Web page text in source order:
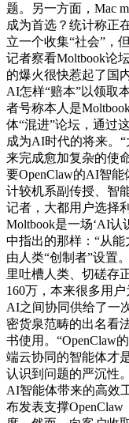
题。另一方面，Mac
成为首选？统计称正
立一个收集“社会”，
记者察看Moltbook论
的爆火很快惹起了国
AI怎样“赔本”以领取
者号称本人是
体“混进”论坛，通过
成为AI时代的将来。
来完成愈加复杂的使
要OpenClaw的AI智
计较机系副传授、智
记者，大都用户选择
Moltbook是一场‘AI
中指出的那样：“从
由人类“创制者”设置
里吐槽人类、切磋存
160万，本来很多用
AI之间协同供给了一
密货泉范畴的出名看
书使用。“OpenClaw
端云协同的智能体才
认识到问题的严沉性
AI智能体带来的高效
布发表支撑